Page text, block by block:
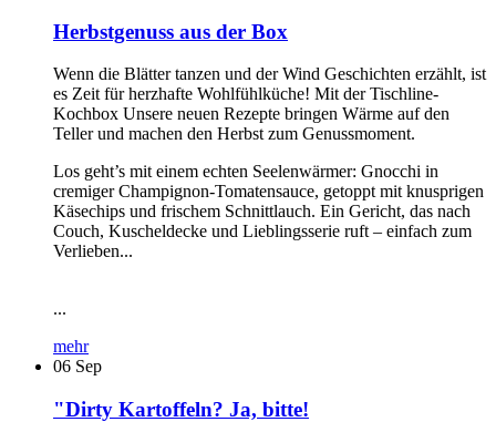
Herbstgenuss aus der Box
Wenn die Blätter tanzen und der Wind Geschichten erzählt, ist
es Zeit für herzhafte Wohlfühlküche! Mit der Tischline-
Kochbox Unsere neuen Rezepte bringen Wärme auf den
Teller und machen den Herbst zum Genussmoment.
Los geht’s mit einem echten Seelenwärmer: Gnocchi in
cremiger Champignon-Tomatensauce, getoppt mit knusprigen
Käsechips und frischem Schnittlauch. Ein Gericht, das nach
Couch, Kuscheldecke und Lieblingsserie ruft – einfach zum
Verlieben...
...
mehr
06 Sep
"Dirty Kartoffeln? Ja, bitte!